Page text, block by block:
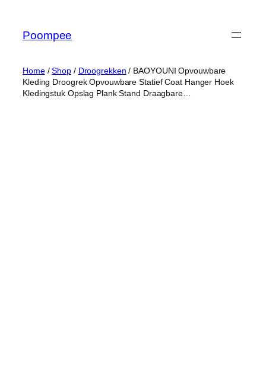
Poompee
Home/Shop/ Droogrekken / BAOYOUNI Opvouwbare
Kleding Droogrek Opvouwbare Statief Coat Hanger Hoek
Kledingstuk Opslag Plank Stand Draagbare…